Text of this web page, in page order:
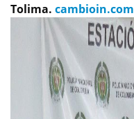
Tolima. cambioin.com